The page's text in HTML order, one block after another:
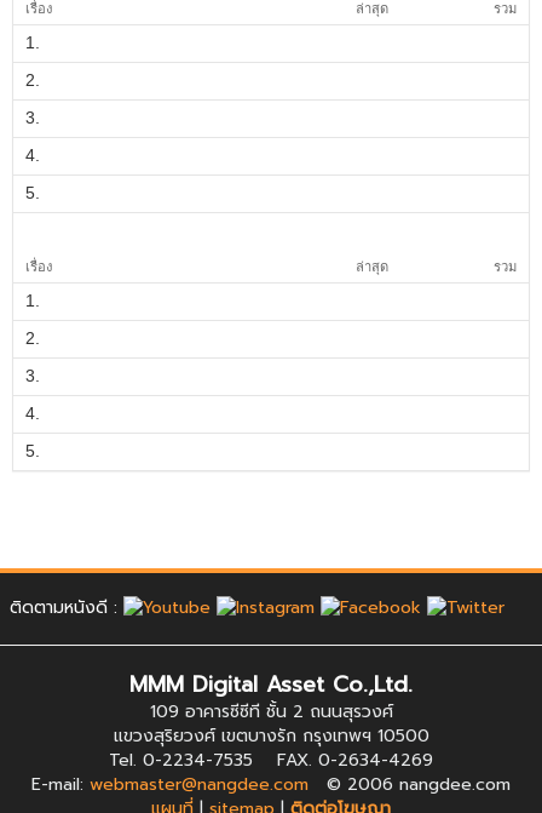
เรื่อง ล่าสุด รวม
1.
2.
3.
4.
5.
เรื่อง ล่าสุด รวม
1.
2.
3.
4.
5.
ติดตามหนังดี :
MMM Digital Asset Co.,Ltd.
109 อาคารซีซีที ชั้น 2 ถนนสุรวงศ์
แขวงสุริยวงศ์ เขตบางรัก กรุงเทพฯ 10500
Tel. 0-2234-7535 FAX. 0-2634-4269
E-mail: webmaster@nangdee.com © 2006 nangdee.com